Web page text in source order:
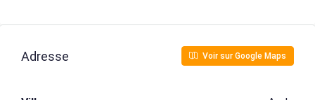
Adresse Voir sur Google Maps